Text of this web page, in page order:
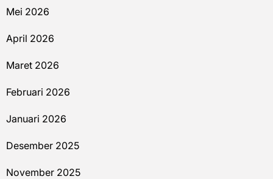
Mei 2026
April 2026
Maret 2026
Februari 2026
Januari 2026
Desember 2025
November 2025